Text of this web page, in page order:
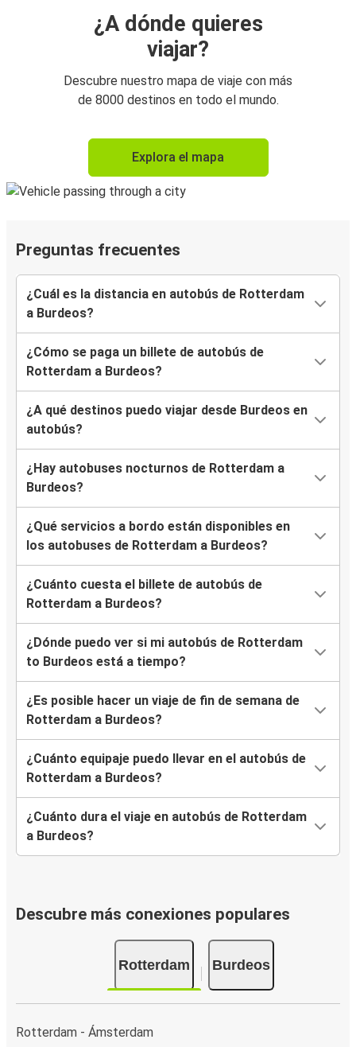
¿A dónde quieres
viajar?
Descubre nuestro mapa de viaje con más
de 8000 destinos en todo el mundo.
Explora el mapa
Preguntas frecuentes
¿Cuál es la distancia en autobús de Rotterdam
a Burdeos?
¿Cómo se paga un billete de autobús de
Rotterdam a Burdeos?
¿A qué destinos puedo viajar desde Burdeos en
autobús?
¿Hay autobuses nocturnos de Rotterdam a
Burdeos?
¿Qué servicios a bordo están disponibles en
los autobuses de Rotterdam a Burdeos?
¿Cuánto cuesta el billete de autobús de
Rotterdam a Burdeos?
¿Dónde puedo ver si mi autobús de Rotterdam
to Burdeos está a tiempo?
¿Es posible hacer un viaje de fin de semana de
Rotterdam a Burdeos?
¿Cuánto equipaje puedo llevar en el autobús de
Rotterdam a Burdeos?
¿Cuánto dura el viaje en autobús de Rotterdam
a Burdeos?
Descubre más conexiones populares
Rotterdam Burdeos
Rotterdam - Ámsterdam